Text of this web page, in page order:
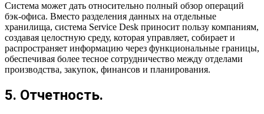
Система может дать относительно полный обзор операций
бэк-офиса. Вместо разделения данных на отдельные
хранилища, система Service Desk приносит пользу компаниям,
создавая целостную среду, которая управляет, собирает и
распространяет информацию через функциональные границы,
обеспечивая более тесное сотрудничество между отделами
производства, закупок, финансов и планирования.
5. Отчетность.